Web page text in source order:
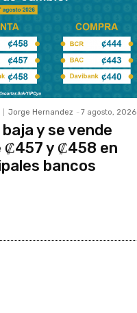
Jorge Hernandez - 7 agosto, 2026
y se vende
₡457 y ₡458 en
bancos